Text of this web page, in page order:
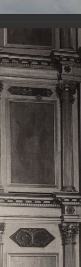
Экскурсия
Главная